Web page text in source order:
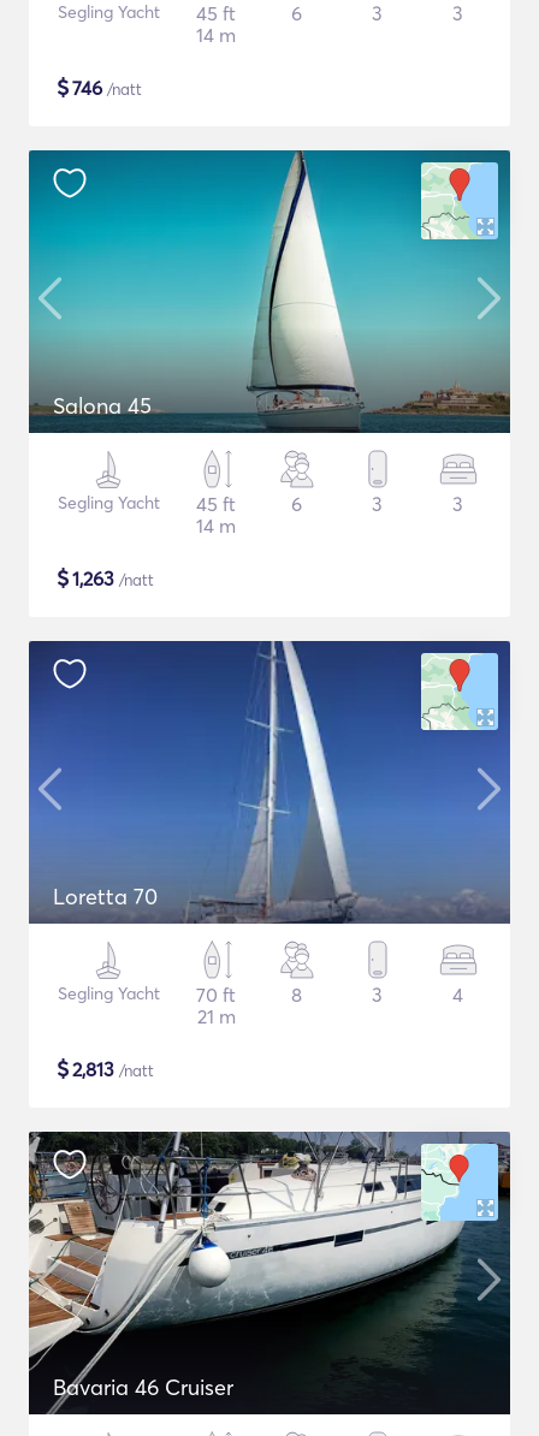
Segling Yacht
45 ft
14 m
6 3 3
$746 /natt
Salona 45
Segling Yacht
45 ft
14 m
6 3 3
$1,263 /natt
Loretta 70
Segling Yacht
70 ft
21 m
8 3 4
$2,813 /natt
Bavaria 46 Cruiser